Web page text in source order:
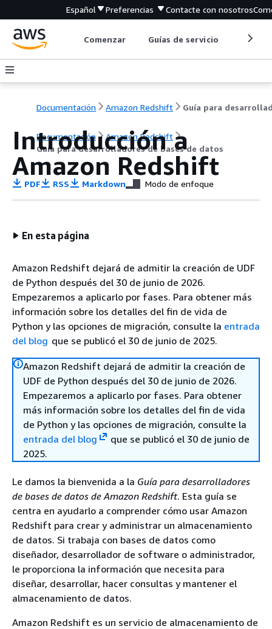
Español Preferencias Contacte con nosotros
Comenzar Guías de servicio
Documentación Amazon Redshift
Documentación
Amazon Redshift
Guía para desarrolladores de bases de datos
Introducción a
Amazon Redshift
PDF RSS Markdown Modo de enfoque
En esta página
Amazon Redshift dejará de admitir la creación de UDF
de Python después del 30 de junio de 2026.
Empezaremos a aplicarlo por fases. Para obtener más
información sobre los detalles del fin de vida de
Python y las opciones de migración, consulte la entrada
del blog que se publicó el 30 de junio de 2025.
Amazon Redshift dejará de admitir la creación de
UDF de Python después del 30 de junio de 2026.
Empezaremos a aplicarlo por fases. Para obtener
más información sobre los detalles del fin de vida
de Python y las opciones de migración, consulte la
entrada del blog
que se publicó el 30 de junio de
2025.
Le damos la bienvenida a la Guía para desarrolladores
de bases de datos de Amazon Redshift. Esta guía se
centra en ayudarlo a comprender cómo usar Amazon
Redshift para crear y administrar un almacenamiento
de datos. Si trabaja con bases de datos como
diseñador, desarrollador de software o administrador,
le proporciona la información que necesita para
diseñar, desarrollar, hacer consultas y mantener el
almacenamiento de datos.
Amazon Redshift es un servicio de almacenamiento de